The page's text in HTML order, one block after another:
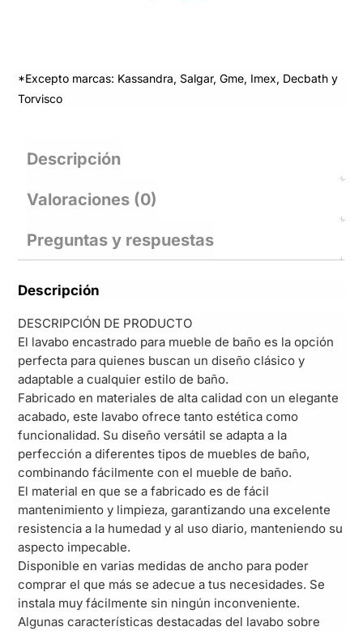
*Excepto marcas: Kassandra, Salgar, Gme, Imex, Decbath y
Torvisco
Descripción
Valoraciones (0)
Preguntas y respuestas
Descripción
DESCRIPCIÓN DE PRODUCTO
El lavabo encastrado para mueble de baño es la opción
perfecta para quienes buscan un diseño clásico y
adaptable a cualquier estilo de baño.
Fabricado en materiales de alta calidad con un elegante
acabado, este lavabo ofrece tanto estética como
funcionalidad. Su diseño versátil se adapta a la
perfección a diferentes tipos de muebles de baño,
combinando fácilmente con el mueble de baño.
El material en que se a fabricado es de fácil
mantenimiento y limpieza, garantizando una excelente
resistencia a la humedad y al uso diario, manteniendo su
aspecto impecable.
Disponible en varias medidas de ancho para poder
comprar el que más se adecue a tus necesidades. Se
instala muy fácilmente sin ningún inconveniente.
Algunas características destacadas del lavabo sobre